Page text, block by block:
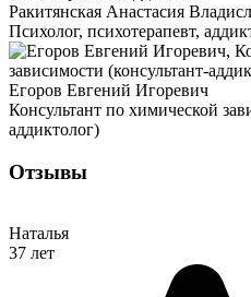
Ракитянская Анастасия
Психолог, психотерапевт,
Егоров Евгений Игоревич
Консультант по химической
аддиктолог)
Отзывы
Наталья
37 лет